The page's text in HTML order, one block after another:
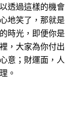
透過這樣的機會
地笑了，那就是
時光，即便你是
，大家為你付出
意；財運面，人
。